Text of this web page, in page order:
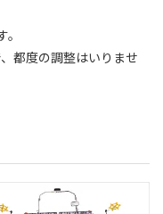
都度の調整はいりませ